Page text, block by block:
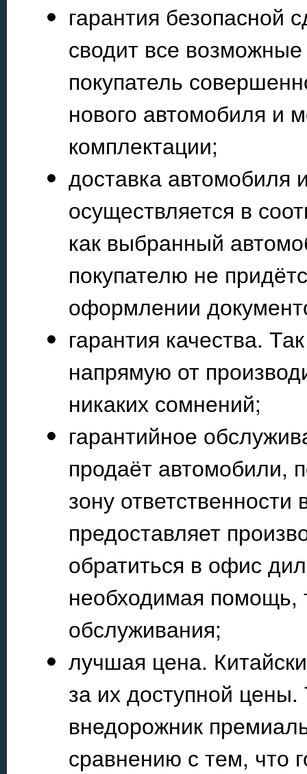
гарантия безопасной
сводит все
покупатель
нового автомобиля и
комплектации;
доставка
осуществляется в
как выбранный
покупателю не
оформлении
гарантия качества.
напрямую от
никаких сомнений;
гарантийное
продаёт автомобили,
зону
предоставляет
обратиться в офис
необходимая помощь,
обслуживания;
лучшая цена.
за их доступной цены.
внедорожник
сравнению с тем, что